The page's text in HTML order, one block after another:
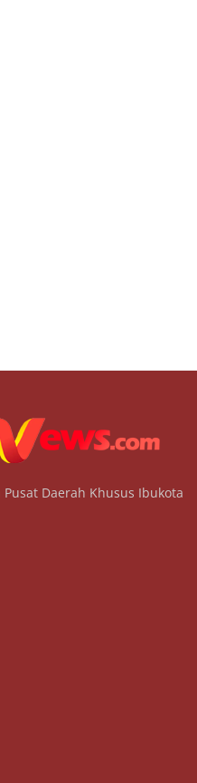
Pusat Daerah Khusus Ibukota